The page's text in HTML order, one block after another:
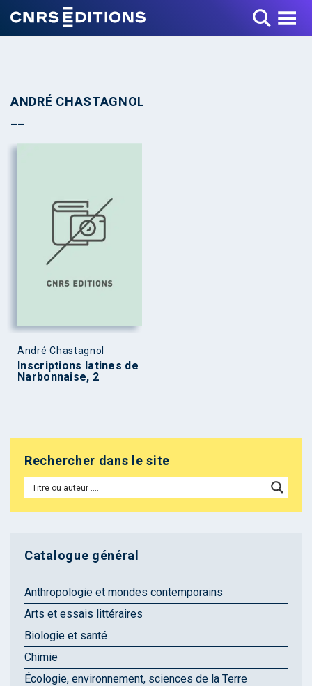
Toggle Menu
ANDRÉ CHASTAGNOL
André Chastagnol
Inscriptions latines de
Narbonnaise, 2
Rechercher dans le site
Catalogue général
Anthropologie et mondes contemporains
Arts et essais littéraires
Biologie et santé
Chimie
Écologie, environnement, sciences de la Terre